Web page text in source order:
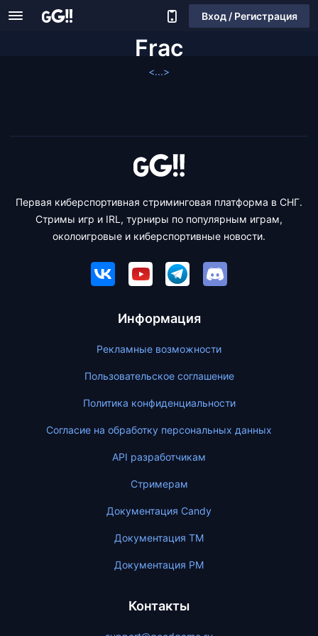
Вход / Регистрация
Frac
<...>
Первая киберспортивная стриминговая платформа в СНГ.
Стримы игр и IRL, турниры по популярным играм,
околоигровые и киберспортивные новости.
Информация
Рекламные возможности
Пользовательское соглашение
Политика конфиденциальности
Согласие на обработку персональных данных
API разработчикам
Стримерам
Документация Candy
Документация ТМ
Документация PM
Контакты